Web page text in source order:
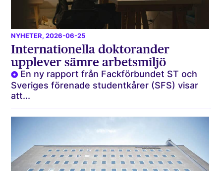
NYHETER, 2026-06-25
Internationella doktorander
upplever sämre arbetsmiljö
En ny rapport från Fackförbundet ST och
Sveriges förenade studentkårer (SFS) visar
att...